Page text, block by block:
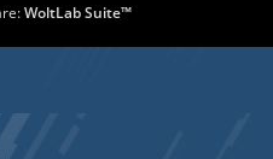
WoltLab Suite™